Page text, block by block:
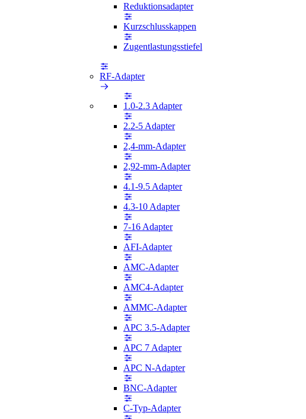
Reduktionsadapter
Kurzschlusskappen
Zugentlastungsstiefel
RF-Adapter
1.0-2.3 Adapter
2.2-5 Adapter
2,4-mm-Adapter
2,92-mm-Adapter
4.1-9.5 Adapter
4.3-10 Adapter
7-16 Adapter
AFI-Adapter
AMC-Adapter
AMC4-Adapter
AMMC-Adapter
APC 3.5-Adapter
APC 7 Adapter
APC N-Adapter
BNC-Adapter
C-Typ-Adapter